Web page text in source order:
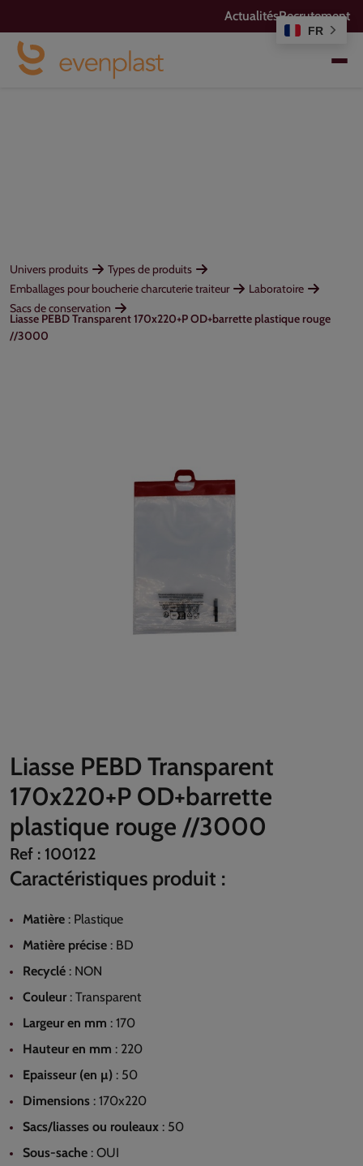
FR
ActualitésRecrutement
Univers produits
Types de produits
Emballages pour boucherie charcuterie traiteur
Laboratoire
Sacs de conservation
Liasse PEBD Transparent 170x220+P OD+barrette plastique rouge
//3000
Liasse PEBD Transparent
170x220+P OD+barrette
plastique rouge //3000
Ref : 100122
Caractéristiques produit :
Matière : Plastique
Matière précise : BD
Recyclé : NON
Couleur : Transparent
Largeur en mm : 170
Hauteur en mm : 220
Epaisseur (en µ) : 50
Dimensions : 170x220
Sacs/liasses ou rouleaux : 50
Sous-sache : OUI